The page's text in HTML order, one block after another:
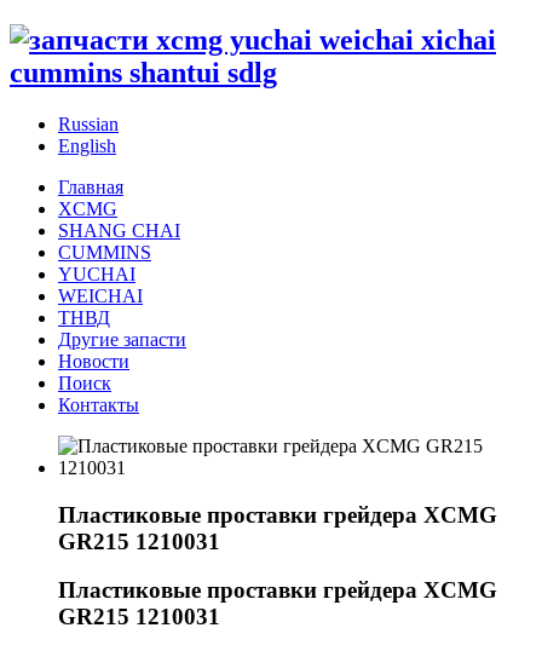
Russian
English
Главная
XCMG
SHANG CHAI
CUMMINS
YUCHAI
WEICHAI
ТНВД
Другие запасти
Новости
Поиск
Контакты
Пластиковые проставки грейдера XCMG
GR215 1210031
Пластиковые проставки грейдера XCMG
GR215 1210031